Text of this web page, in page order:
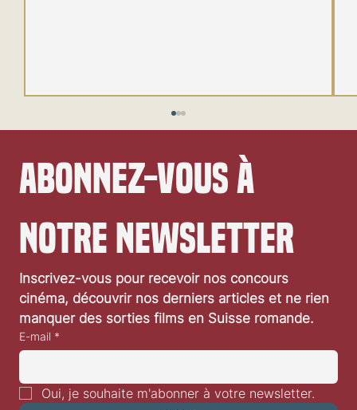
Abonnez-vous à
notre newsletter
Inscrivez-vous pour recevoir nos concours
cinéma, découvrir nos derniers articles et ne rien
manquer des sorties films en Suisse romande.
E-mail *
Oui, je souhaite m'abonner à votre newsletter.